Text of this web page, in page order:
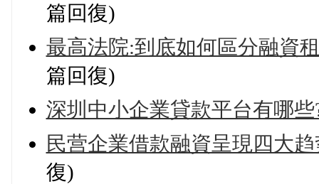
篇回復)
最高法院:到底如何區分融資
篇回復)
深圳中小企業貸款平台有哪
民营企業借款融資呈現四大
復)